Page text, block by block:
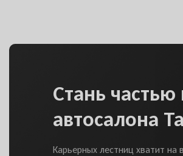
Стань
автосалона
Карьерных лестниц хватит на